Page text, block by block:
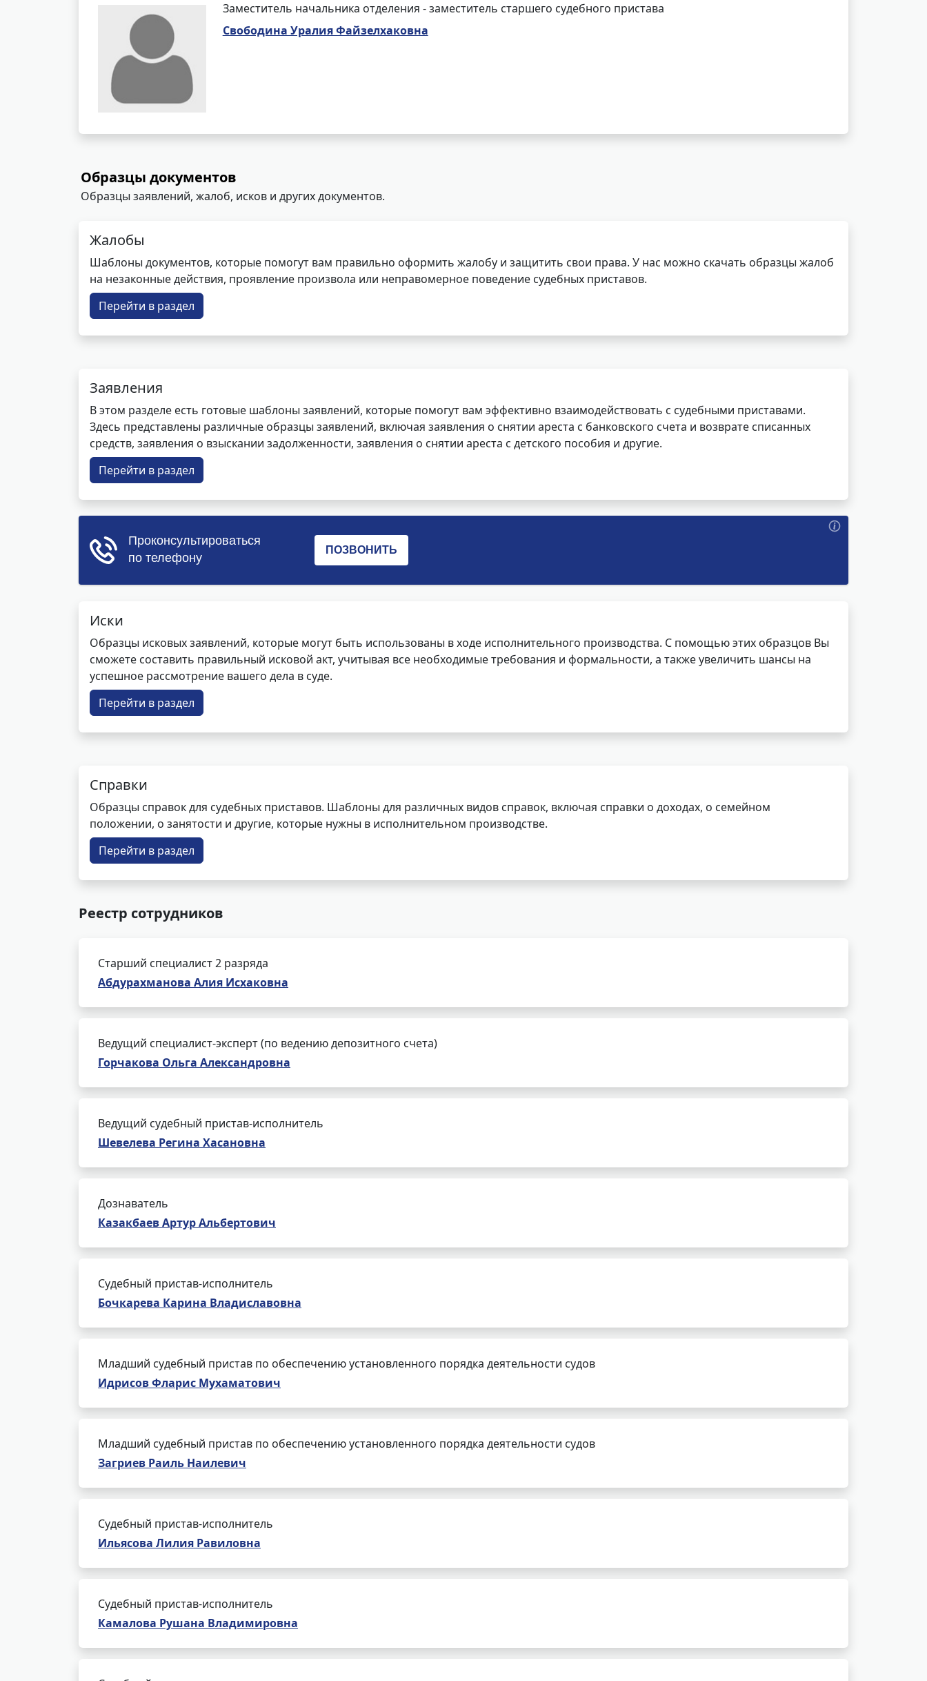
Заместитель начальника отделения - заместитель старшего судебного пристава
Свободина Уралия Файзелхаковна
Образцы документов
Образцы заявлений, жалоб, исков и других документов.
Жалобы
Шаблоны документов, которые помогут вам правильно оформить жалобу и защитить свои права. У нас можно скачать образцы жалоб
на незаконные действия, проявление произвола или неправомерное поведение судебных приставов.
Перейти в раздел
Заявления
В этом разделе есть готовые шаблоны заявлений, которые помогут вам эффективно взаимодействовать с судебными приставами.
Здесь представлены различные образцы заявлений, включая заявления о снятии ареста с банковского счета и возврате списанных
средств, заявления о взыскании задолженности, заявления о снятии ареста с детского пособия и другие.
Перейти в раздел
Иски
Образцы исковых заявлений, которые могут быть использованы в ходе исполнительного производства. С помощью этих образцов Вы
сможете составить правильный исковой акт, учитывая все необходимые требования и формальности, а также увеличить шансы на
успешное рассмотрение вашего дела в суде.
Перейти в раздел
Справки
Образцы справок для судебных приставов. Шаблоны для различных видов справок, включая справки о доходах, о семейном
положении, о занятости и другие, которые нужны в исполнительном производстве.
Перейти в раздел
Реестр сотрудников
Старший специалист 2 разряда
Абдурахманова Алия Исхаковна
Ведущий специалист-эксперт (по ведению депозитного счета)
Горчакова Ольга Александровна
Ведущий судебный пристав-исполнитель
Шевелева Регина Хасановна
Дознаватель
Казакбаев Артур Альбертович
Судебный пристав-исполнитель
Бочкарева Карина Владиславовна
Младший судебный пристав по обеспечению установленного порядка деятельности судов
Идрисов Фларис Мухаматович
Младший судебный пристав по обеспечению установленного порядка деятельности судов
Загриев Раиль Наилевич
Судебный пристав-исполнитель
Ильясова Лилия Равиловна
Судебный пристав-исполнитель
Камалова Рушана Владимировна